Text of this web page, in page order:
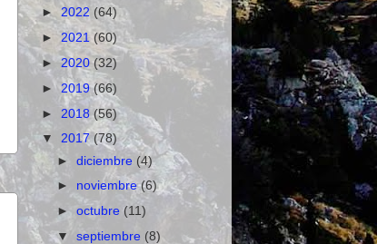
► 2022 (64)
► 2021(60)
►2020(32)
►2019(66)
► 2018(56)
▼ 2017(78)
►diciembre (4)
► noviembre(6)
►octubre(11)
▼septiembre (8)